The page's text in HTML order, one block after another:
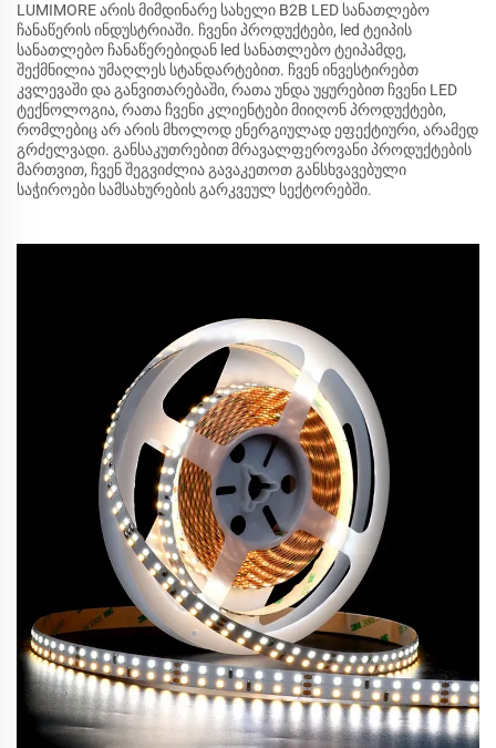
LUMIMORE არის მიმდინარე სახელი B2B LED სანათლებო
ჩანაწერის ინდუსტრიაში. ჩვენი პროდუქტები, led ტეიპის
სანათლებო ჩანაწერებიდან led სანათლებო ტეიპამდე,
შექმნილია უმაღლეს სტანდარტებით. ჩვენ ინვესტირებთ
კვლევაში და განვითარებაში, რათა უნდა უყურებით ჩვენი LED
ტექნოლოგია, რათა ჩვენი კლიენტები მიიღონ პროდუქტები,
რომლებიც არ არის მხოლოდ ენერგიულად ეფექტიური, არამედ
გრძელვადი. განსაკუთრებით მრავალფეროვანი პროდუქტების
მართვით, ჩვენ შეგვიძლია გავაკეთოთ განსხვავებული
საჭიროები სამსახურების გარკვეულ სექტორებში.